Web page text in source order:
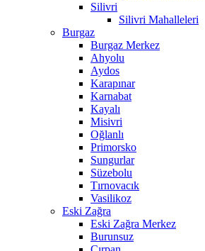
Silivri
Silivri Mahalleleri
Burgaz
Burgaz Merkez
Ahyolu
Aydos
Karapınar
Karnabat
Kayalı
Misivri
Oğlanlı
Primorsko
Sungurlar
Süzebolu
Tırnovacık
Vasilikoz
Eski Zağra
Eski Zağra Merkez
Burunsuz